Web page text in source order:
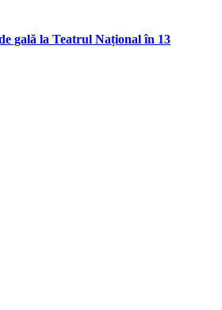
gală la Teatrul Național în 13